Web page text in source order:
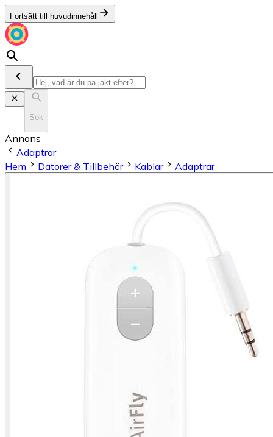
Fortsätt till huvudinnehåll
Sök
Annons
Adaptrar
Hem
Datorer & Tillbehör Kablar Adaptrar